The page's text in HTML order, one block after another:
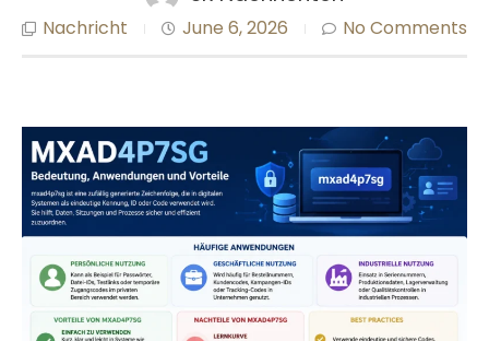
Nachricht June 6, 2026 No Comments